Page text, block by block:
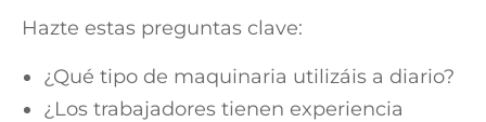
Hazte estas preguntas clave:
¿Qué tipo de maquinaria utilizáis a diario?
¿Los trabajadores tienen experiencia